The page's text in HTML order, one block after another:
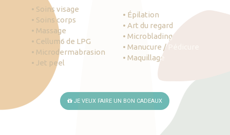
• Soins visage
• Soins corps
• Massage
• Cellum6 de LPG
• Microdermabrasion
• Jet peel
• Épilation
• Art du regard
• Microblading
• Manucure / Pédicure
• Maquillage
JE VEUX FAIRE UN BON CADEAUX